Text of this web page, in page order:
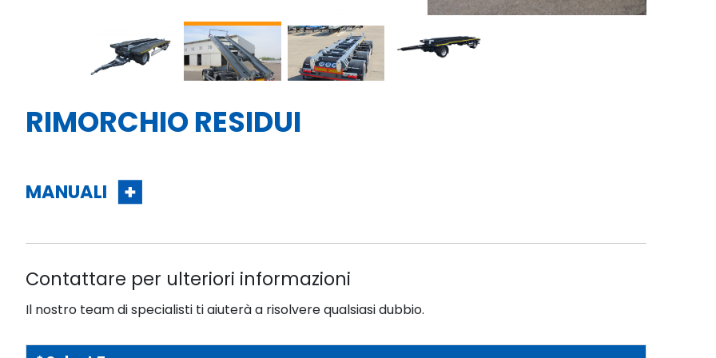
RIMORCHIO RESIDUI
MANUALI
Contattare per ulteriori informazioni
Il nostro team di specialisti ti aiuterà a risolvere qualsiasi dubbio.